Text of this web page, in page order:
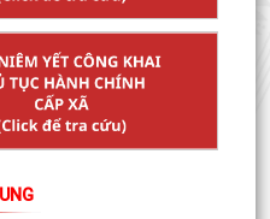
khai chiến dịch làm sạch dữ
Sổ sức khỏe điện tử trên